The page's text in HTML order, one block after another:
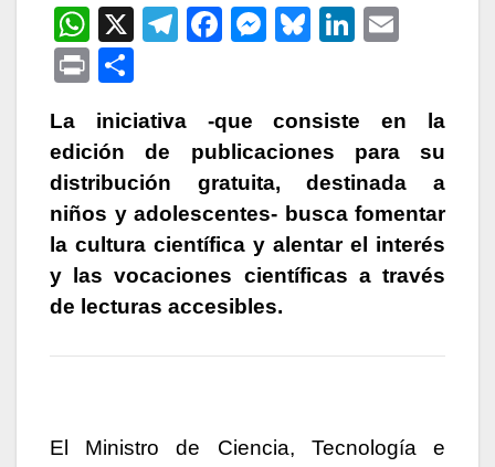
W
h
at
s
A
p
p
X
T
gr
a
m
F
e
b
o
o
k
M
s
e
n
g
er
Bl
s
k
y
Li
e
dI
n
P
nt m
p
ar
tir
La iniciativa -que consiste en la
edición de publicaciones para su
distribución gratuita, destinada a
niños y adolescentes- busca fomentar
la cultura científica y alentar el interés
y las vocaciones científicas a través
de lecturas accesibles.
El Ministro de Ciencia, Tecnología e